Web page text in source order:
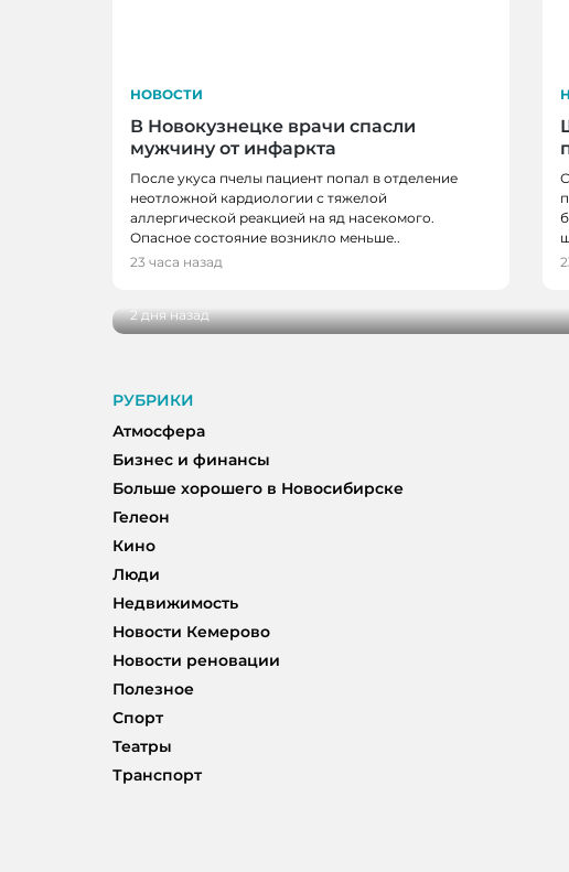
НОВОСТИ
В Новокузнецке врачи спасли
мужчину от инфаркта
После укуса пчелы пациент попал в отделение
неотложной кардиологии с тяжелой
аллергической реакцией на яд насекомого.
Опасное состояние возникло меньше..
23 часа назад
НОВОСТИ
В Кузбассе наградили лучших тренеров,
2 дня назад
РУБРИКИ
Атмосфера
Бизнес и финансы
Больше хорошего в Новосибирске
Гелеон
Кино
Люди
Недвижимость
Новости Кемерово
Новости реновации
Полезное
Спорт
Театры
Транспорт